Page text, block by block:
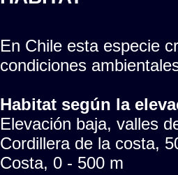
En Chile esta especie
condiciones
Habitat según la
Elevación baja, valles
Cordillera de la costa,
Costa, 0 - 500 m